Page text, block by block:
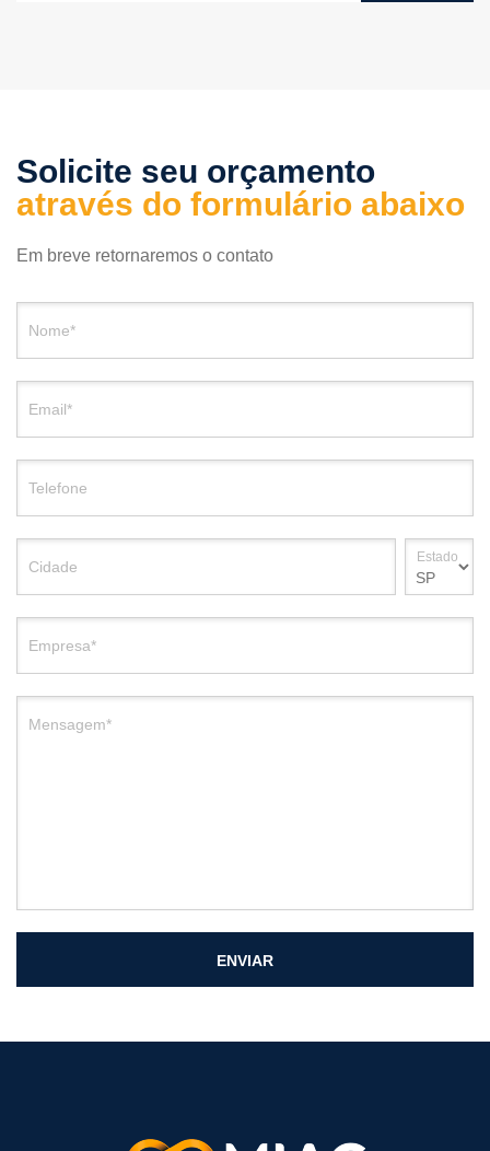
Solicite seu orçamento
através do formulário abaixo
Em breve retornaremos o contato
Nome*
Email*
Telefone
Cidade
Estado
Empresa*
Mensagem*